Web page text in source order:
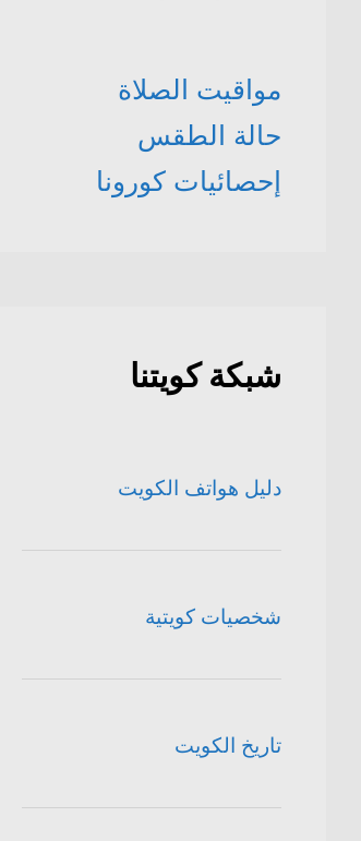
مواقيت الصلاة
حالة الطقس
إحصائيات كورونا
شبكة كويتنا
دليل هواتف الكويت
شخصيات كويتية
تاريخ الكويت